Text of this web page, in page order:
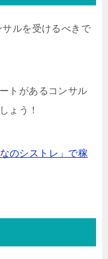
ルを受けるべきで
トがあるコンサル
ょう！
のシストレ」で稼